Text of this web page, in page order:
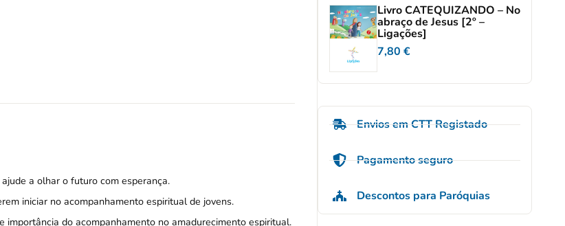
a olhar o futuro com esperança.
iniciar no acompanhamento espiritual de jovens.
do acompanhamento no amadurecimento espiritual.
Livro CATEQUIZANDO – No
abraço de Jesus [2º –
Ligações]
7,80 €
Envios em CTT Registado
Pagamento seguro
Descontos para Paróquias